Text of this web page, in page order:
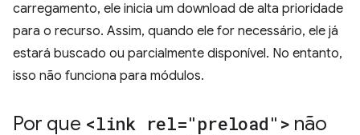
carregamento, ele inicia um download de alta prioridade
para o recurso. Assim, quando ele for necessário, ele já
estará buscado ou parcialmente disponível. No entanto,
isso não funciona para módulos.
Por que <link rel="preload"> não